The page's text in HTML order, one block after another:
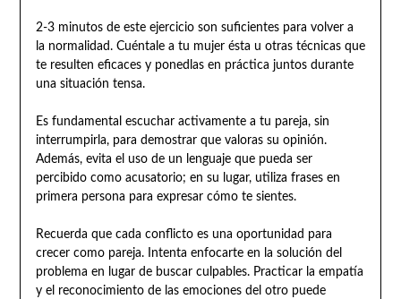
2-3 minutos de este ejercicio son suficientes para volver a
la normalidad. Cuéntale a tu mujer ésta u otras técnicas que
te resulten eficaces y ponedlas en práctica juntos durante
una situación tensa.
Es fundamental escuchar activamente a tu pareja, sin
interrumpirla, para demostrar que valoras su opinión.
Además, evita el uso de un lenguaje que pueda ser
percibido como acusatorio; en su lugar, utiliza frases en
primera persona para expresar cómo te sientes.
Recuerda que cada conflicto es una oportunidad para
crecer como pareja. Intenta enfocarte en la solución del
problema en lugar de buscar culpables. Practicar la empatía
y el reconocimiento de las emociones del otro puede